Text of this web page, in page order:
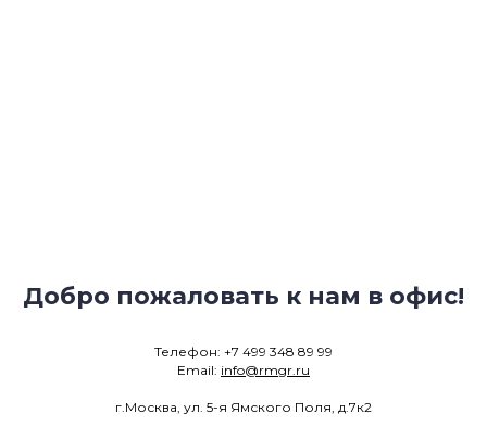
Добро пожаловать к нам в офис!
Телефон: +7 499 348 89 99
Email: info@rmgr.ru
г.Москва, ул. 5-я Ямского Поля, д.7к2